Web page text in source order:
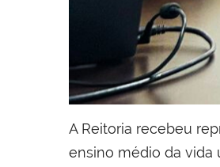
A Reitoria recebeu
ensino médio da vida